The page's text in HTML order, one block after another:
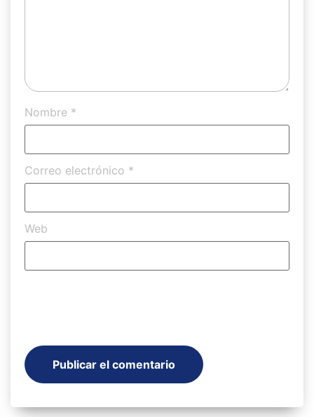
Nombre *
Correo electrónico *
Web